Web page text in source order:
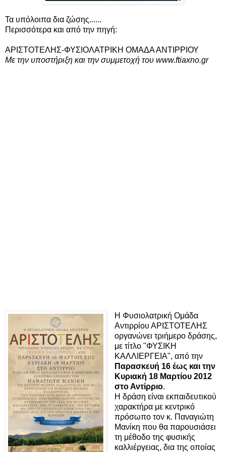
Τα υπόλοιπα δια ζώσης......
Περισσότερα και από την πηγή:
ΑΡΙΣΤΟΤΕΛΗΣ-ΦΥΣΙΟΛΑΤΡΙΚΗ ΟΜΑΔΑ ΑΝΤΙΡΡΙΟΥ
Με την υποστήριξη και την συμμετοχή του www.ftiaxno.gr
H Φυσιολατρική Ομάδα
Αντιρρίου ΑΡΙΣΤΟΤΕΛΗΣ
οργανώνει τριήμερο δράσης,
με τίτλο "ΦΥΣΙΚΗ
ΚΑΛΛΙΕΡΓΕΙΑ", από την
Παρασκευή 16 έως και την
Κυριακή 18 Μαρτίου 2012
στο Αντίρριο.
Η δράση είναι εκπαιδευτικού
χαρακτήρα με κεντρικό
πρόσωπο τον κ. Παναγιώτη
Μανίκη που θα παρουσιάσει
τη μέθοδο της φυσικής
καλλιέργειας, δια της οποίας